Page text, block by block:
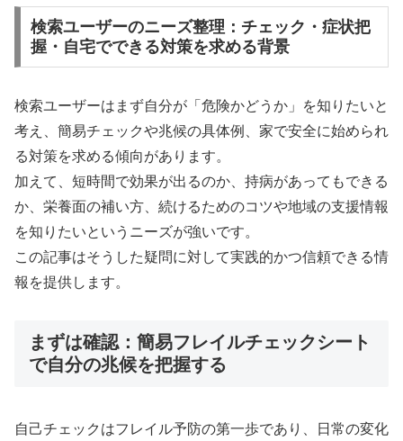
検索ユーザーのニーズ整理：チェック・症状把
握・自宅でできる対策を求める背景
検索ユーザーはまず自分が「危険かどうか」を知りたいと
考え、簡易チェックや兆候の具体例、家で安全に始められ
る対策を求める傾向があります。
加えて、短時間で効果が出るのか、持病があってもできる
か、栄養面の補い方、続けるためのコツや地域の支援情報
を知りたいというニーズが強いです。
この記事はそうした疑問に対して実践的かつ信頼できる情
報を提供します。
まずは確認：簡易フレイルチェックシート
で自分の兆候を把握する
自己チェックはフレイル予防の第一歩であり、日常の変化